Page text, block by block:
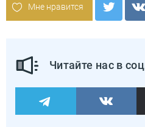
Мне нравится
Читайте нас в